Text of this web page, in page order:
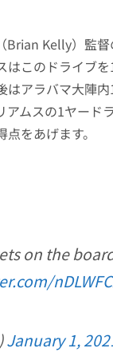
（Brian Kelly）監
はこのドライブ
はアラバマ大陣
アムスの1ヤード
をあげます。
on the
January 1,